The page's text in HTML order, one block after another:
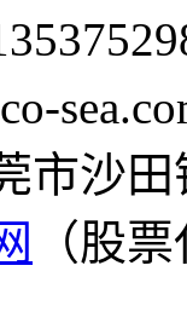
市沙
（股